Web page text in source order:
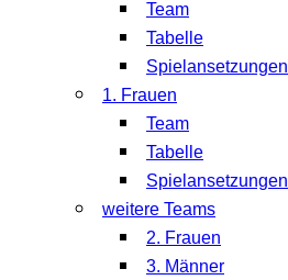
Team
Tabelle
Spielansetzungen
1. Frauen
Team
Tabelle
Spielansetzungen
weitere Teams
2. Frauen
3. Männer